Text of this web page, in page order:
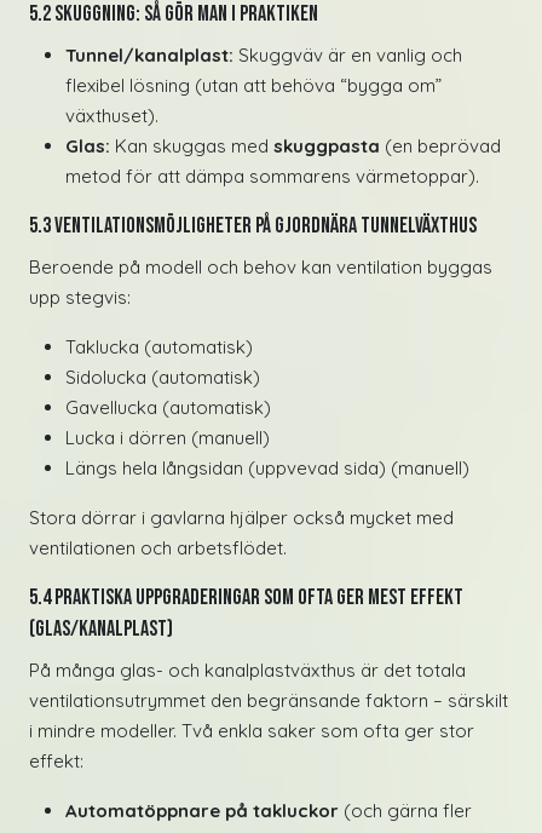
5.2 Skuggning: så gör man i praktiken
Tunnel/kanalplast: Skuggväv är en vanlig och
flexibel lösning (utan att behöva “bygga om”
växthuset).
Glas: Kan skuggas med skuggpasta (en beprövad
metod för att dämpa sommarens värmetoppar).
5.3 Ventilationsmöjligheter på GjordNära tunnelväxthus
Beroende på modell och behov kan ventilation byggas
upp stegvis:
Taklucka (automatisk)
Sidolucka (automatisk)
Gavellucka (automatisk)
Lucka i dörren (manuell)
Längs hela långsidan (uppvevad sida) (manuell)
Stora dörrar i gavlarna hjälper också mycket med
ventilationen och arbetsflödet.
5.4 Praktiska uppgraderingar som ofta ger mest effekt
(glas/kanalplast)
På många glas- och kanalplastväxthus är det totala
ventilationsutrymmet den begränsande faktorn – särskilt
i mindre modeller. Två enkla saker som ofta ger stor
effekt:
Automatöppnare på takluckor (och gärna fler